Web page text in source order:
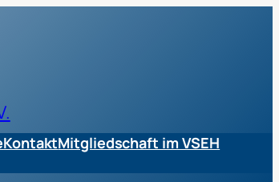
KontaktMitgliedschaft im VSEH